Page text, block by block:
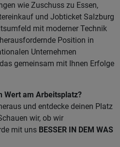
wie Zuschuss zu Essen,
und Jobticket Salzburg
mit moderner Technik
Position in
Unternehmen
gemeinsam mit Ihnen Erfolge
Wert am Arbeitsplatz?
und entdecke deinen Platz
wir, ob wir
mit uns BESSER IN DEM WAS